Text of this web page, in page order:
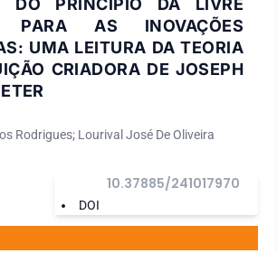
DO PRINCÍPIO DA LIVRE
PARA AS INOVAÇÕES
UMA LEITURA DA TEORIA
CRIADORA DE JOSEPH
Rodrigues; Lourival José De Oliveira
DOI
10.37885/241017970